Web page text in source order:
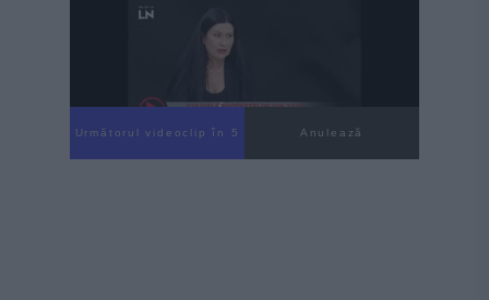
Următorul videoclip în 3 Anulează